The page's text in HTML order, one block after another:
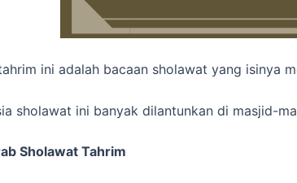
ini adalah bacaan sholawat yang isinya
sholawat ini banyak dilantunkan di masjid-
Sholawat Tahrim